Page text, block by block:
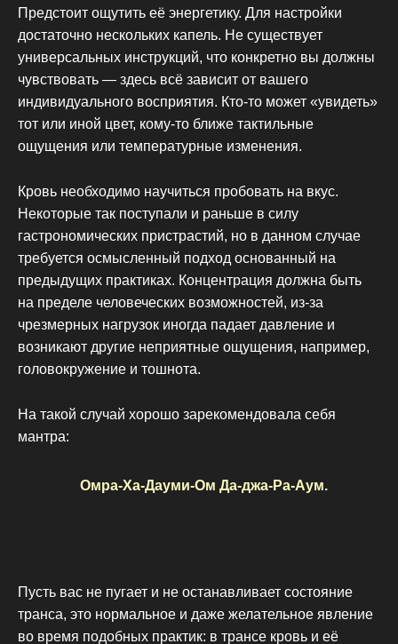
Предстоит ощутить её энергетику. Для настройки
достаточно нескольких капель. Не существует
универсальных инструкций, что конкретно вы должны
чувствовать — здесь всё зависит от вашего
индивидуального восприятия. Кто-то может «увидеть»
тот или иной цвет, кому-то ближе тактильные
ощущения или температурные изменения.
Кровь необходимо научиться пробовать на вкус.
Некоторые так поступали и раньше в силу
гастрономических пристрастий, но в данном случае
требуется осмысленный подход основанный на
предыдущих практиках. Концентрация должна быть
на пределе человеческих возможностей, из-за
чрезмерных нагрузок иногда падает давление и
возникают другие неприятные ощущения, например,
головокружение и тошнота.
На такой случай хорошо зарекомендовала себя
мантра:
Омра-Ха-Дауми-Ом Да-джа-Ра-Аум.
Пусть вас не пугает и не останавливает состояние
транса, это нормальное и даже желательное явление
во время подобных практик: в трансе кровь и её